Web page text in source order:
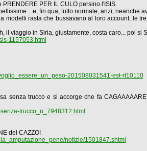
PER IL CULO persino l'ISIS.
e, fin qua, tutto normale, anzi, neanche
modelli rasta che bussavano al loro account, le
viaggio in Siria, giustamente, costa caro... poi si
1157053.html
201508031541-est-rt10110
trucco e si accorge che fa
trucco_n_7948312.html
del CAZZO!
notizie/1501847.shtml